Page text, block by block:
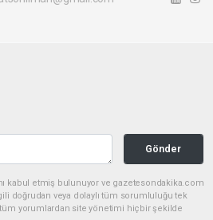
Gönder
kabul etmiş bulunuyor ve gazetesondakika.com
doğrudan veya dolaylı tüm sorumluluğu tek
tüm yorumlardan site yönetimi hiçbir şekilde